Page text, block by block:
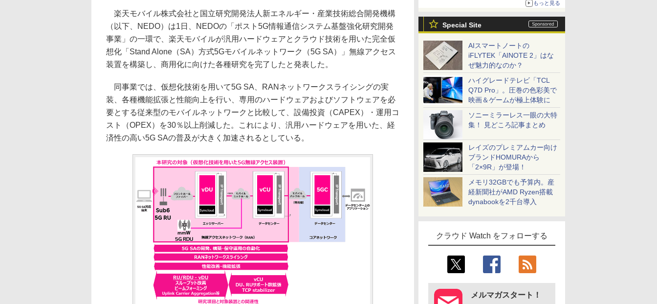
もっと見る
Special Site
AIスマートノートの
iFLYTEK「AINOTE 2」はな
ぜ魅力的なのか？
ハイグレードテレビ「TCL
Q7D Pro」。圧巻の色彩美で
映画＆ゲームが極上体験に
ソニーミラーレス一眼の大特
集！ 見どころ記事まとめ
レイズのプレミアムカー向け
ブランドHOMURAから
「2×9R」が登場！
メモリ32GBでも予算内。産
経新聞社がAMD Ryzen搭載
dynabookを2千台導入
クラウド Watch をフォローする
メルマガスタート！
楽天モバイル株式会社と国立研究開発法人新エネルギー・産業技術総合開発機構
（以下、NEDO）は1日、NEDOの「ポスト5G情報通信システム基盤強化研究開発
事業」の一環で、楽天モバイルが汎用ハードウェアとクラウド技術を用いた完全仮
想化「Stand Alone（SA）方式5Gモバイルネットワーク（5G SA）」無線アクセス
装置を構築し、商用化に向けた各種研究を完了したと発表した。
同事業では、仮想化技術を用いて5G SA、RANネットワークスライシングの実
装、各種機能拡張と性能向上を行い、専用のハードウェアおよびソフトウェアを必
要とする従来型のモバイルネットワークと比較して、設備投資（CAPEX）・運用コ
スト（OPEX）を30％以上削減した。これにより、汎用ハードウェアを用いた、経
済性の高い5G SAの普及が大きく加速されるとしている。